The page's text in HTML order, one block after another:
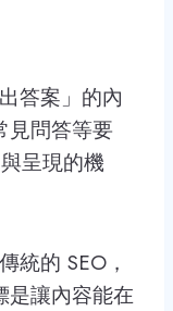
答案」的內
見問答等要
呈現的機
統的 SEO，
是讓內容能在